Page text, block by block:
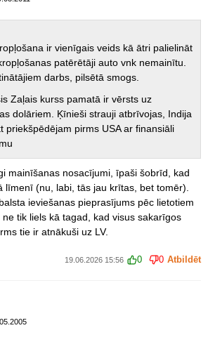
ir vienīgais veids kā ātri palielināt
patērētāji auto vnk nemainītu.
darbs, pilsētā smogs.
Zaļais kurss pamatā ir vērsts uz
dolāriem. Ķīnieši strauji atbrīvojas, Indija
priekšpēdējam pirms USA ar finansiāli
mainīšanas nosacījumi, īpaši šobrīd, kad
līmenī (nu, labi, tās jau krītas, bet tomēr).
ieviešanas pieprasījums pēc lietotiem
tik liels kā tagad, kad visus sakarīgos
tie ir atnākuši uz LV.
19.06.2026 15:56 0 0 Atbildēt